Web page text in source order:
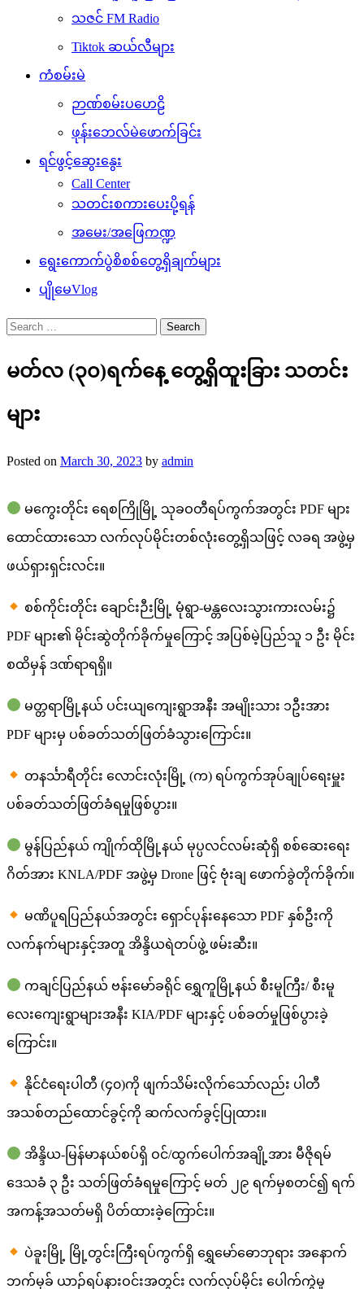
သဇင် FM Radio
Tiktok ဆယ်လီများ
ကံစမ်းမဲ
ဉာဏ်စမ်းပဟေဠိ
ဖုန်းဘေလ်မဲဖောက်ခြင်း
ရင်ဖွင့်ဆွေးနွေး
Call Center
သတင်းစကားပေးပို့ရန်
အမေး/အဖြေကဏ္ဍ
ရွေးကောက်ပွဲစိစစ်တွေ့ရှိချက်များ
ပျိုမေVlog
Search
for:
မတ်လ (၃၀)ရက်နေ့ တွေ့ရှိထူးခြား သတင်း
များ
Posted on March 30, 2023 by admin
မကွေးတိုင်း ရေစကြိုမြို့ သုခဝတီရပ်ကွက်အတွင်း PDF များ
ထောင်ထားသော လက်လုပ်မိုင်းတစ်လုံးတွေ့ရှိသဖြင့် လခရ အဖွဲ့မှ
ဖယ်ရှားရှင်းလင်း။
စစ်ကိုင်းတိုင်း ချောင်းဉီးမြို့ မုံရွာ-မန္တလေးသွားကားလမ်း၌
PDF များ၏ မိုင်းဆွဲတိုက်ခိုက်မှုကြောင့် အပြစ်မဲ့ပြည်သူ ၁ ဦး မိုင်း
စထိမှန် ဒဏ်ရာရရှိ။
မတ္တရာမြို့နယ် ပင်းယျကျေးရွာအနီး အမျိုးသား ၁ဦးအား
PDF များမှ ပစ်ခတ်သတ်ဖြတ်ခံသွားကြောင်း။
တနင်္သာရီတိုင်း လောင်းလုံးမြို့ (က) ရပ်ကွက်အုပ်ချုပ်ရေးမှူး
ပစ်ခတ်သတ်ဖြတ်ခံရမှုဖြစ်ပွား။
မွန်ပြည်နယ် ကျိုက်ထိုမြို့နယ် မုပ္ပလင်လမ်းဆုံရှိ စစ်ဆေးရေး
ဂိတ်အား KNLA/PDF အဖွဲ့မှ Drone ဖြင့် ဗုံးချ ဖောက်ခွဲတိုက်ခိုက်။
မဏိပူရပြည်နယ်အတွင်း ရှောင်ပုန်းနေသော PDF နှစ်ဦးကို
လက်နက်များနှင့်အတူ အိန္ဒိယရဲတပ်ဖွဲ့ ဖမ်းဆီး။
ကချင်ပြည်နယ် ဗန်းမော်ခရိုင် ရွှေကူမြို့နယ် စီးမူကြီး/ စီးမူ
လေးကျေးရွာများအနီး KIA/PDF များနှင့် ပစ်ခတ်မှုဖြစ်ပွားခဲ့
ကြောင်း။
နိုင်ငံရေးပါတီ (၄၀)ကို ဖျက်သိမ်းလိုက်သော်လည်း ပါတီ
အသစ်တည်ထောင်ခွင့်ကို ဆက်လက်ခွင့်ပြုထား။
အိန္ဒိယ-မြန်မာနယ်စပ်ရှိ ဝင်/ထွက်ပေါက်အချို့အား မီဇိုရမ်
ဒေသခံ ၃ ဦး သတ်ဖြတ်ခံရမှုကြောင့် မတ် ၂၉ ရက်မှစတင်၍ ရက်
အကန့်အသတ်မရှိ ပိတ်ထားခဲ့ကြောင်း။
ပဲခူးမြို့ မြို့တွင်းကြီးရပ်ကွက်ရှိ ရွှေမော်ဓောဘုရား အနောက်
ဘက်မုခ် ယာဉ်ရပ်နားဝင်းအတွင်း လက်လုပ်မိုင်း ပေါက်ကွဲမှု